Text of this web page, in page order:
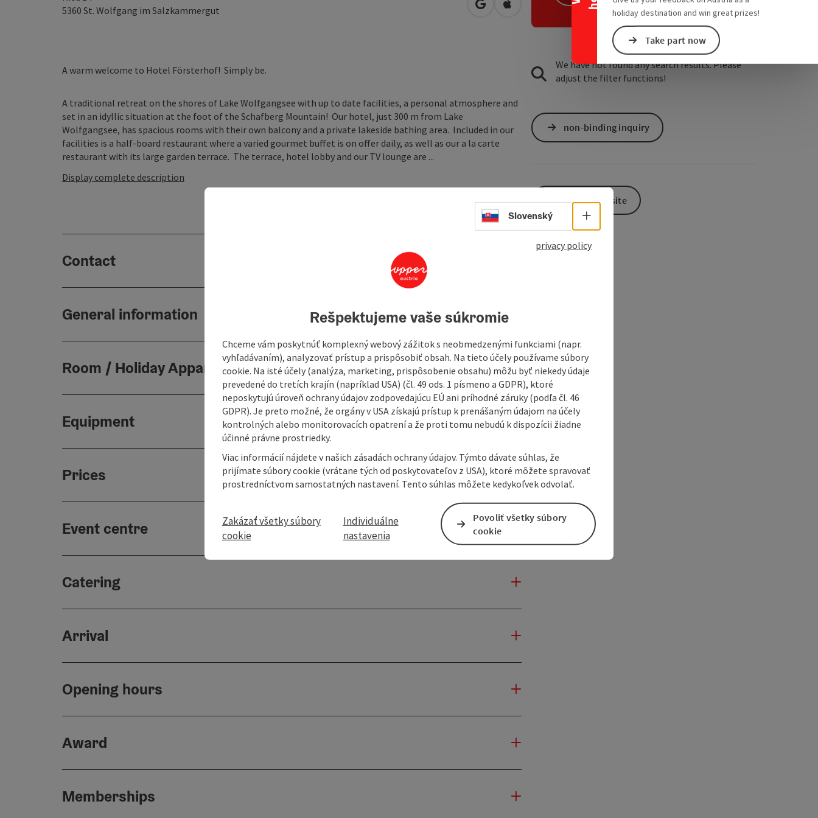
holiday destination and win great prizes!
Take part now
5360 St. Wolfgang im Salzkammergut open in Google Maps
Open in Apple Maps
A warm welcome to Hotel Försterhof! Simply be.
A traditional retreat on the shores of Lake Wolfgangsee with up to date facilities, a personal atmosphere and
set in an idyllic situation at the foot of the Schafberg Mountain! Our hotel, just 300 m from Lake
Wolfgangsee, has spacious rooms with their own balcony and a private lakeside bathing area. Included in our
facilities is a half-board restaurant where a varied gourmet buffet is on offer daily, as well as our a la carte
restaurant with its large garden terrace. The terrace, hotel lobby and our TV lounge are ...
Display complete description
Contact
General information
Room / Holiday Appartement
Equipment
Prices
Event centre
Catering
Arrival
Opening hours
Award
Memberships
We have not found any search results. Please
adjust the filter functions!
non-binding inquiry
To the website
Select language - Open menu
Slovenský
privacy policy
Rešpektujeme vaše súkromie
Chceme vám poskytnúť komplexný webový zážitok s neobmedzenými funkciami (napr.
vyhľadávaním), analyzovať prístup a prispôsobiť obsah. Na tieto účely používame súbory
cookie. Na isté účely (analýza, marketing, prispôsobenie obsahu) môžu byť niekedy údaje
prevedené do tretích krajín (napríklad USA) (čl. 49 ods. 1 písmeno a GDPR), ktoré
neposkytujú úroveň ochrany údajov zodpovedajúcu EÚ ani príhodné záruky (podľa čl. 46
GDPR). Je preto možné, že orgány v USA získajú prístup k prenášaným údajom na účely
kontrolných alebo monitorovacích opatrení a že proti tomu nebudú k dispozícii žiadne
účinné právne prostriedky.
Viac informácií nájdete v našich zásadách ochrany údajov. Týmto dávate súhlas, že
prijímate súbory cookie (vrátane tých od poskytovateľov z USA), ktoré môžete spravovať
prostredníctvom samostatných nastavení. Tento súhlas môžete kedykoľvek odvolať.
Zakázať všetky súbory
cookie
Individuálne
nastavenia
Povoliť všetky súbory
cookie